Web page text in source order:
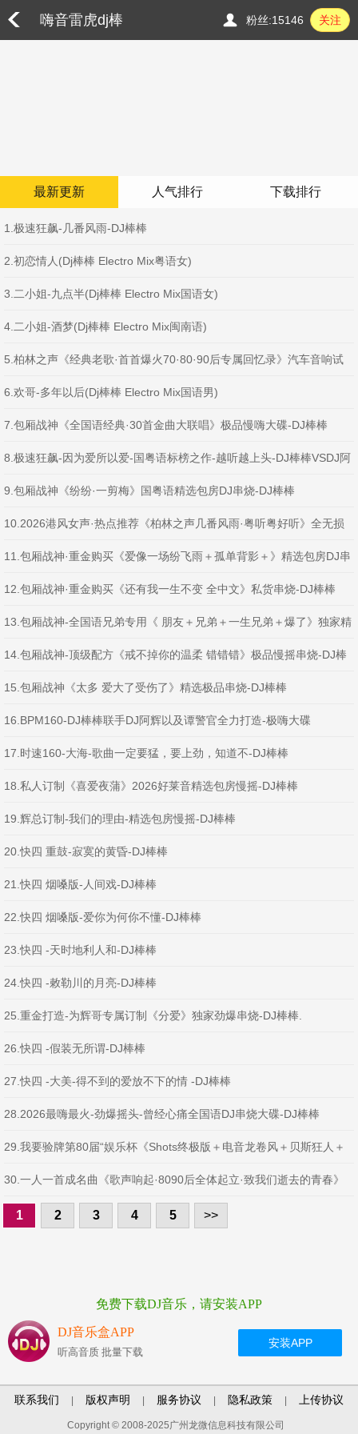
嗨音雷虎dj棒 关注
粉丝:15146
最新更新 人气排行 下载排行
1.极速狂飙-几番风雨-DJ棒棒
2.初恋情人(Dj棒棒 Electro Mix粤语女)
3.二小姐-九点半(Dj棒棒 Electro Mix国语女)
4.二小姐-酒梦(Dj棒棒 Electro Mix闽南语)
5.柏林之声《经典老歌·首首爆火70·80·90后专属回忆录》汽车音响试
音串烧-DJ棒棒
6.欢哥-多年以后(Dj棒棒 Electro Mix国语男)
7.包厢战神《全国语经典·30首金曲大联唱》极品慢嗨大碟-DJ棒棒
8.极速狂飙-因为爱所以爱-国粤语标榜之作-越听越上头-DJ棒棒VSDJ阿
辉
9.包厢战神《纷纷·一剪梅》国粤语精选包房DJ串烧-DJ棒棒
10.2026港风女声·热点推荐《柏林之声几番风雨·粤听粤好听》全无损
精选车载试音大碟-DJ棒棒
11.包厢战神·重金购买《爱像一场纷飞雨＋孤单背影＋》精选包房DJ串
烧-DJ棒棒
12.包厢战神·重金购买《还有我一生不变 全中文》私货串烧-DJ棒棒
13.包厢战神-全国语兄弟专用《 朋友＋兄弟＋一生兄弟＋爆了》独家精
品DJ串烧-DJ棒棒
14.包厢战神-顶级配方《戒不掉你的温柔 错错错》极品慢摇串烧-DJ棒
棒
15.包厢战神《太多 爱大了受伤了》精选极品串烧-DJ棒棒
16.BPM160-DJ棒棒联手DJ阿辉以及谭警官全力打造-极嗨大碟
17.时速160-大海-歌曲一定要猛，要上劲，知道不-DJ棒棒
18.私人订制《喜爱夜蒲》2026好莱音精选包房慢摇-DJ棒棒
19.辉总订制-我们的理由-精选包房慢摇-DJ棒棒
20.快四 重鼓-寂寞的黄昏-DJ棒棒
21.快四 烟嗓版-人间戏-DJ棒棒
22.快四 烟嗓版-爱你为何你不懂-DJ棒棒
23.快四 -天时地利人和-DJ棒棒
24.快四 -敕勒川的月亮-DJ棒棒
25.重金打造-为辉哥专属订制《分爱》独家劲爆串烧-DJ棒棒.
26.快四 -假装无所谓-DJ棒棒
27.快四 -大美-得不到的爱放不下的情 -DJ棒棒
28.2026最嗨最火-劲爆摇头-曾经心痛全国语DJ串烧大碟-DJ棒棒
29.我要验牌第80届“娱乐杯《Shots终极版＋电音龙卷风＋贝斯狂人＋
灌满它》沈阳风格DJ串烧-DJ棒棒
30.一人一首成名曲《歌声响起·8090后全体起立·致我们逝去的青春》
娱乐网独家出品串烧 DJ棒棒
1 2 3 4 5 >>
免费下载DJ音乐，请安装APP
DJ音乐盒APP
听高音质 批量下载
安装APP
联系我们 版权声明 服务协议 隐私政策 上传协议
Copyright © 2008-2025广州龙微信息科技有限公司